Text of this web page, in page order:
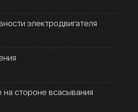
электродвигателя
стороне всасывания